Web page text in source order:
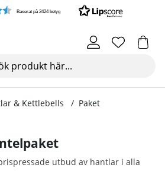
Baserat på 2424 betyg
& Kettlebells Paket
utbud av hantlar i alla